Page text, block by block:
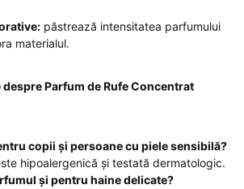
păstrează intensitatea parfumului
materialul.
Parfum de Rufe Concentrat
copii și persoane cu piele sensibilă?
hipoalergenică și testată dermatologic.
și pentru haine delicate?